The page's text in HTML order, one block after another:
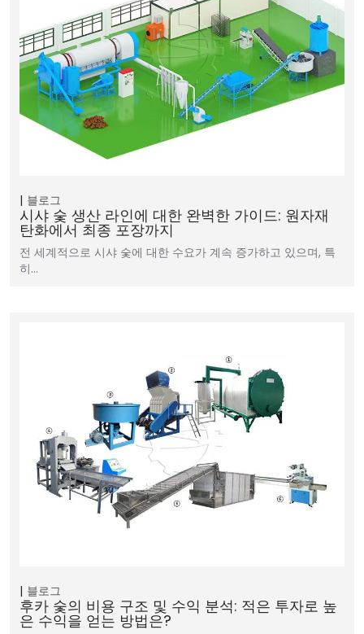
블로그
시샤 숯 생산 라인에 대한 완벽한 가이드: 원자재
탄화에서 최종 포장까지
전 세계적으로 시샤 숯에 대한 수요가 계속 증가하고 있으며, 특
히…
블로그
후카 숯의 비용 구조 및 수익 분석: 적은 투자로 높
은 수익을 얻는 방법은?